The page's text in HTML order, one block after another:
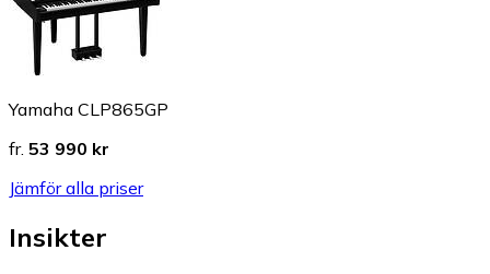
Yamaha CLP865GP
fr. 53 990 kr
Jämför alla priser
Insikter